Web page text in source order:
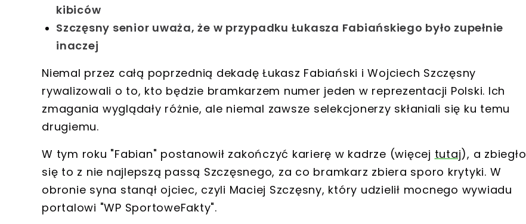
kibiców
Szczęsny senior uważa, że w przypadku Łukasza Fabiańskiego było zupełnie
inaczej
Niemal przez całą poprzednią dekadę Łukasz Fabiański i Wojciech Szczęsny
rywalizowali o to, kto będzie bramkarzem numer jeden w reprezentacji Polski. Ich
zmagania wyglądały różnie, ale niemal zawsze selekcjonerzy skłaniali się ku temu
drugiemu.
W tym roku "Fabian" postanowił zakończyć karierę w kadrze (więcej tutaj), a zbiegło
się to z nie najlepszą passą Szczęsnego, za co bramkarz zbiera sporo krytyki. W
obronie syna stanął ojciec, czyli Maciej Szczęsny, który udzielił mocnego wywiadu
portalowi "WP SportoweFakty".